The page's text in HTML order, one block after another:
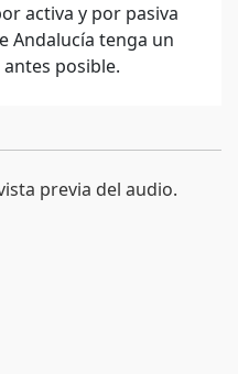
activa y por pasiva
Andalucía tenga un
posible.